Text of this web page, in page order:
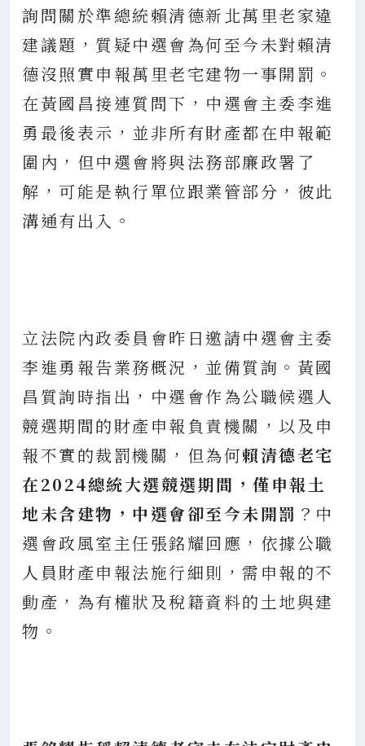
詢問關於準總統賴清德新北萬里老家違
建議題，質疑中選會為何至今未對賴清
德沒照實申報萬里老宅建物一事開罰。
在黃國昌接連質問下，中選會主委李進
勇最後表示，並非所有財產都在申報範
圍內，但中選會將與法務部廉政署了
解，可能是執行單位跟業管部分，彼此
溝通有出入。
立法院內政委員會昨日邀請中選會主委
李進勇報告業務概況，並備質詢。黃國
昌質詢時指出，中選會作為公職候選人
競選期間的財產申報負責機關，以及申
報不實的裁罰機關，但為何賴清德老宅
在2024總統大選競選期間，僅申報土
地未含建物，中選會卻至今未開罰 ？中
選會政風室主任張銘耀回應，依據公職
人員財產申報法施行細則，需申報的不
動產，為有權狀及稅籍資料的土地與建
物。